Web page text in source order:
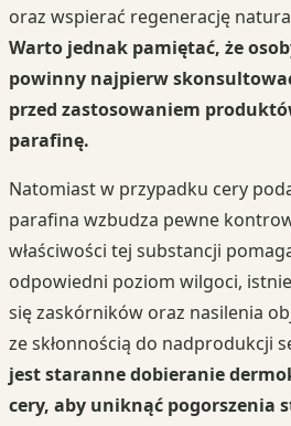
oraz wspierać regenerację
Warto jednak pamiętać, że
powinny najpierw
przed zastosowaniem
parafinę.
Natomiast w przypadku cery
parafina wzbudza pewne
właściwości tej substancji
odpowiedni poziom wilgoci,
się zaskórników oraz nasilenia
ze skłonnością do nadprodukcji
jest staranne dobieranie
cery, aby uniknąć pogorszenia